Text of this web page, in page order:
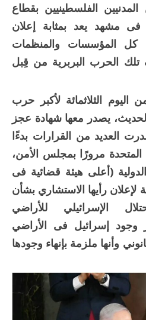
الفلسطينيين بقطاع
مشهد يعد بمثابة إعلان
المؤسسات والمنظمات
الحرب البربرية من قِبل
الثلاثمائة لأكبر حرب
يصدر معها شهادة عجز
العديد من القرارات بدءًا
مرورًا بمجلس الأمن،
(أعلى هيئة قضائية فى
رأيها الاستشاري بشأن
الإسرائيلي للأراضي
وجود إسرائيل فى الأراضي
وأنها ملزمة بإنهاء وجودها